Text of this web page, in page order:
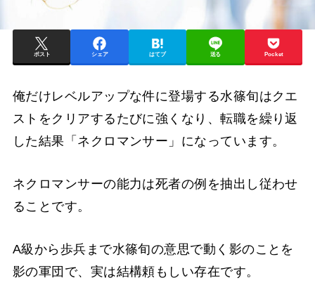
ポスト シェア はてブ 送る Pocket
俺だけレベルアップな件に登場する水篠旬はクエ
ストをクリアするたびに強くなり、転職を繰り返
した結果「ネクロマンサー」になっています。
ネクロマンサーの能力は死者の例を抽出し従わせ
ることです。
A級から歩兵まで水篠旬の意思で動く影のことを
影の軍団で、実は結構頼もしい存在です。